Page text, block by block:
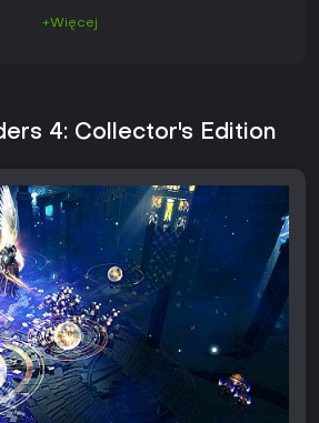
+Więcej
4: Collector's Edition